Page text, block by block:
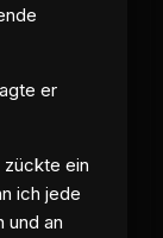
er
zückte ein
ich jede
und an